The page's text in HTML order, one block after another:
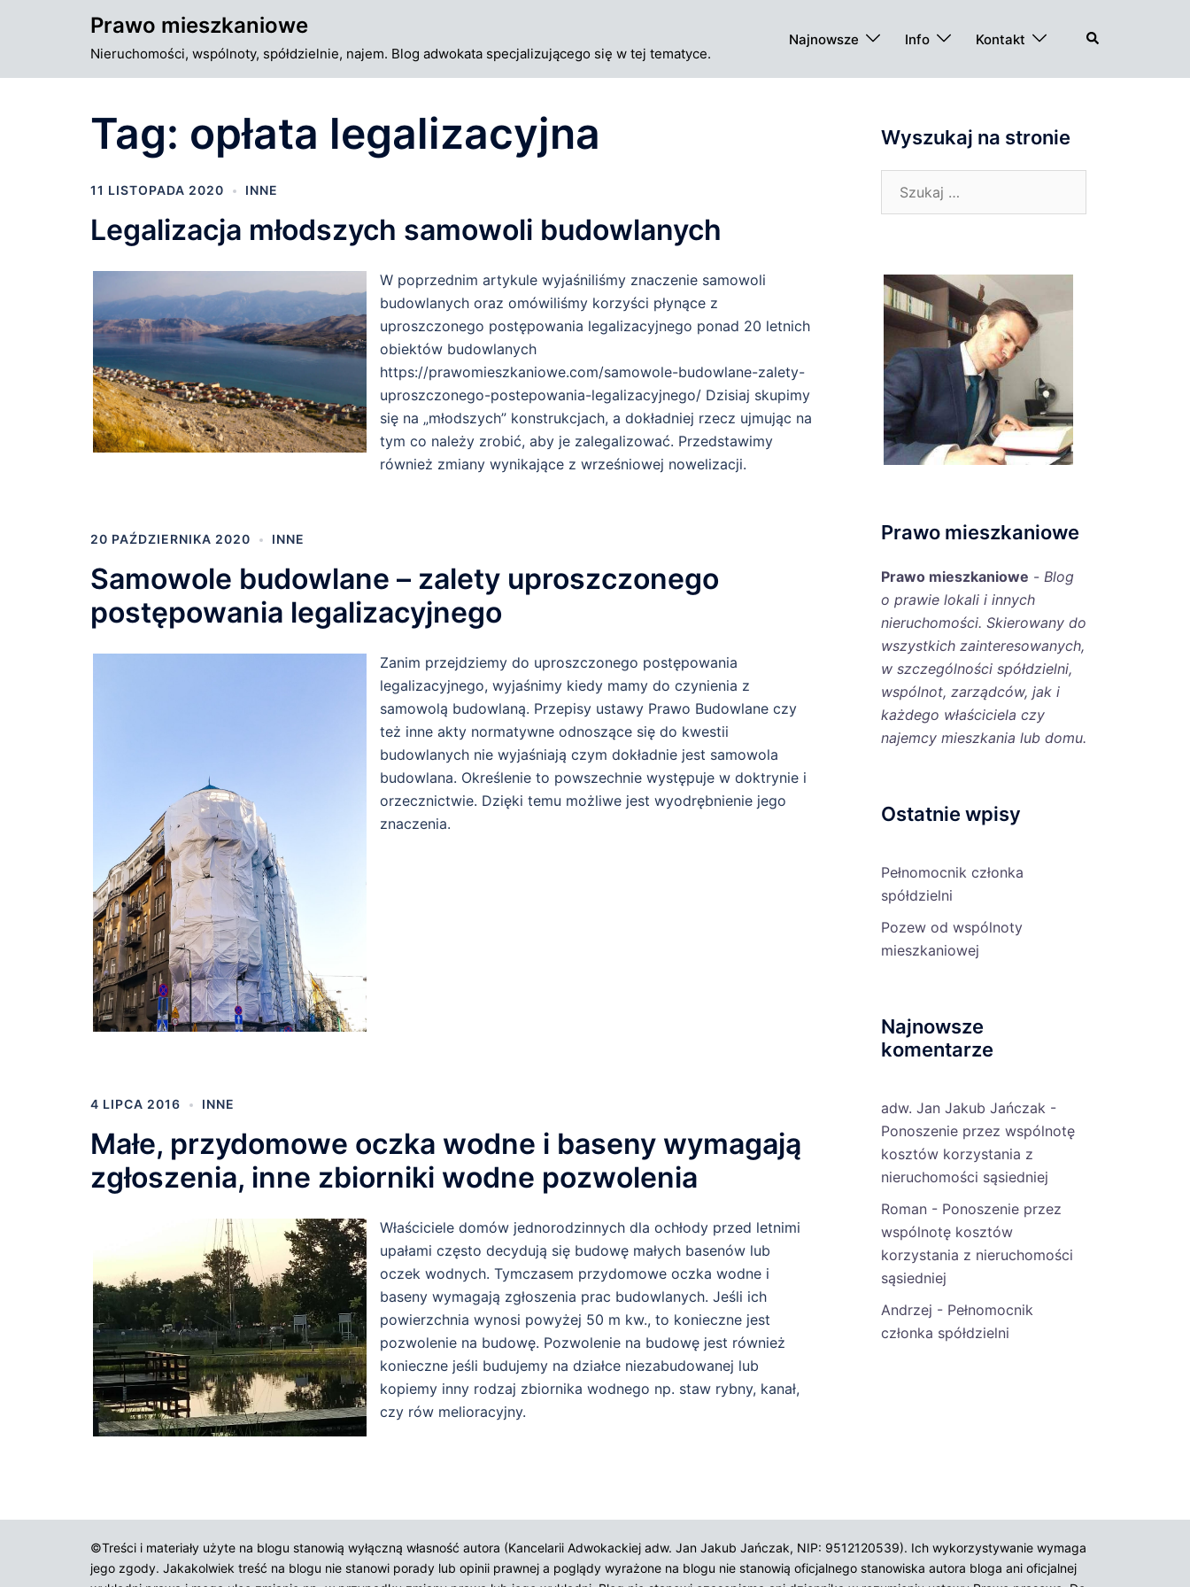
Prawo mieszkaniowe
Nieruchomości, wspólnoty, spółdzielnie, najem. Blog adwokata specjalizującego się w tej tematyce.
Najnowsze Info Kontakt Szukaj
Tag: opłata legalizacyjna
11 LISTOPADA 2020 INNE
Legalizacja młodszych samowoli budowlanych
W poprzednim artykule wyjaśniliśmy znaczenie samowoli
budowlanych oraz omówiliśmy korzyści płynące z
uproszczonego postępowania legalizacyjnego ponad 20 letnich
obiektów budowlanych
https://prawomieszkaniowe.com/samowole-budowlane-zalety-
uproszczonego-postepowania-legalizacyjnego/ Dzisiaj skupimy
się na „młodszych” konstrukcjach, a dokładniej rzecz ujmując na
tym co należy zrobić, aby je zalegalizować. Przedstawimy
również zmiany wynikające z wrześniowej nowelizacji.
20 PAŹDZIERNIKA 2020 INNE
Samowole budowlane – zalety uproszczonego
postępowania legalizacyjnego
Zanim przejdziemy do uproszczonego postępowania
legalizacyjnego, wyjaśnimy kiedy mamy do czynienia z
samowolą budowlaną. Przepisy ustawy Prawo Budowlane czy
też inne akty normatywne odnoszące się do kwestii
budowlanych nie wyjaśniają czym dokładnie jest samowola
budowlana. Określenie to powszechnie występuje w doktrynie i
orzecznictwie. Dzięki temu możliwe jest wyodrębnienie jego
znaczenia.
4 LIPCA 2016 INNE
Małe, przydomowe oczka wodne i baseny wymagają
zgłoszenia, inne zbiorniki wodne pozwolenia
Właściciele domów jednorodzinnych dla ochłody przed letnimi
upałami często decydują się budowę małych basenów lub
oczek wodnych. Tymczasem przydomowe oczka wodne i
baseny wymagają zgłoszenia prac budowlanych. Jeśli ich
powierzchnia wynosi powyżej 50 m kw., to konieczne jest
pozwolenie na budowę. Pozwolenie na budowę jest również
konieczne jeśli budujemy na działce niezabudowanej lub
kopiemy inny rodzaj zbiornika wodnego np. staw rybny, kanał,
czy rów melioracyjny.
Wyszukaj na stronie
Prawo mieszkaniowe
Prawo mieszkaniowe - Blog
o prawie lokali i innych
nieruchomości. Skierowany do
wszystkich zainteresowanych,
w szczególności spółdzielni,
wspólnot, zarządców, jak i
każdego właściciela czy
najemcy mieszkania lub domu.
Ostatnie wpisy
Pełnomocnik członka
spółdzielni
Pozew od wspólnoty
mieszkaniowej
Najnowsze
komentarze
adw. Jan Jakub Jańczak -
Ponoszenie przez wspólnotę
kosztów korzystania z
nieruchomości sąsiedniej
Roman - Ponoszenie przez
wspólnotę kosztów
korzystania z nieruchomości
sąsiedniej
Andrzej - Pełnomocnik
członka spółdzielni
©Treści i materiały użyte na blogu stanowią wyłączną własność autora (Kancelarii Adwokackiej adw. Jan Jakub Jańczak, NIP: 9512120539). Ich wykorzystywanie wymaga
jego zgody. Jakakolwiek treść na blogu nie stanowi porady lub opinii prawnej a poglądy wyrażone na blogu nie stanowią oficjalnego stanowiska autora bloga ani oficjalnej